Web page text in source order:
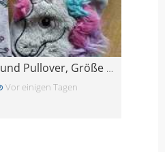
Einhorn Leggings und Pullover, Größe 122
Vor einigen Tagen